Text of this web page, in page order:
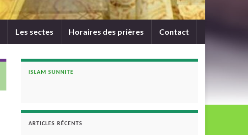
Les sectes Horaires des prières Contact
ISLAM SUNNITE
ARTICLES RÉCENTS